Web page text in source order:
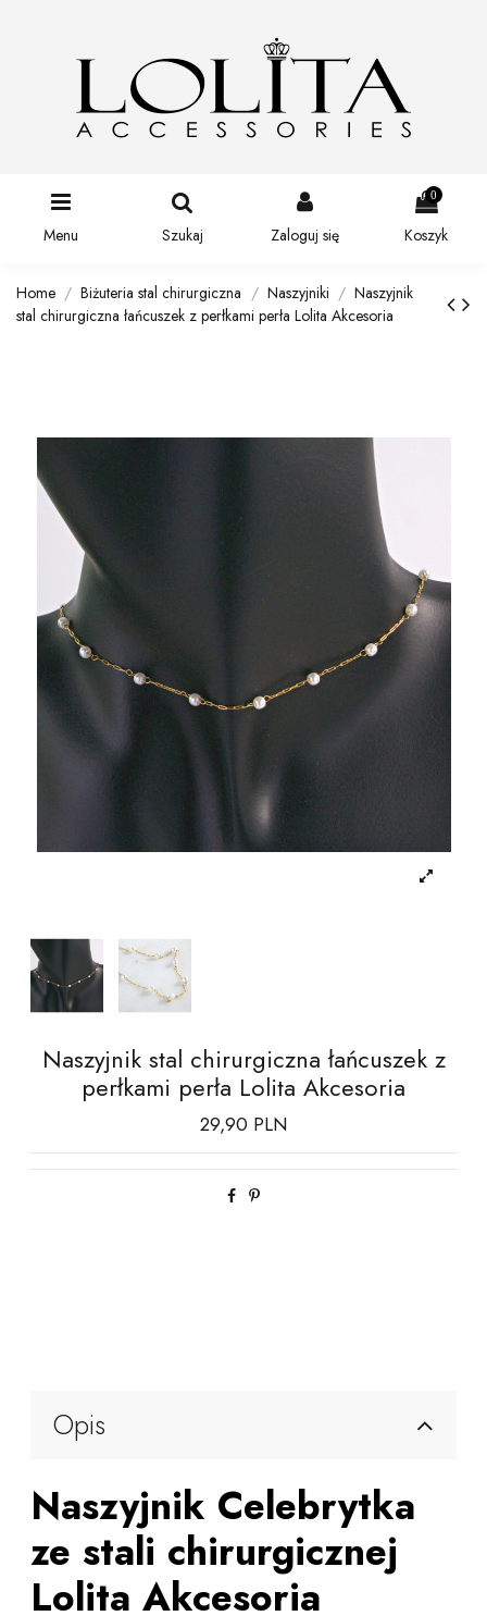
Menu Szukaj Zaloguj się
0
Koszyk
Home Biżuteria stal chirurgiczna Naszyjniki
Naszyjnik
stal chirurgiczna łańcuszek z perłkami perła Lolita Akcesoria
Naszyjnik stal chirurgiczna łańcuszek z
perłkami perła Lolita Akcesoria
29,90 PLN
Opis
Naszyjnik Celebrytka
ze stali chirurgicznej
Lolita Akcesoria